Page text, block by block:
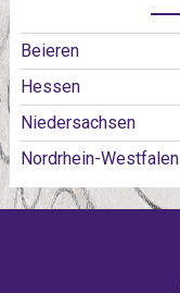
Beieren
Hessen
Niedersachsen
Nordrhein-Westfalen